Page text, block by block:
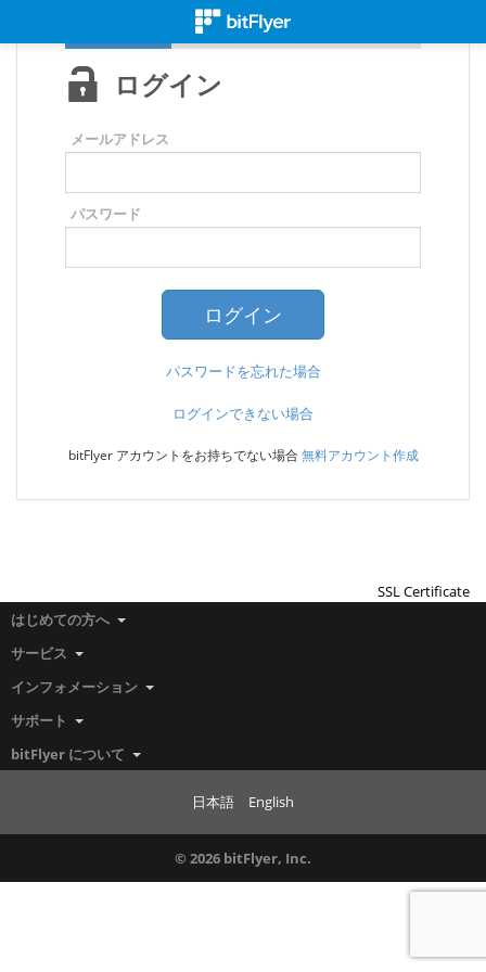
ログイン
メールアドレス
パスワード
パスワードを忘れた場合
ログインできない場合
bitFlyer アカウントをお持ちでない場合 無料アカウント作成
SSL Certificate
はじめての方へ
サービス
インフォメーション
サポート
bitFlyer について
日本語 English
© 2026 bitFlyer, Inc.